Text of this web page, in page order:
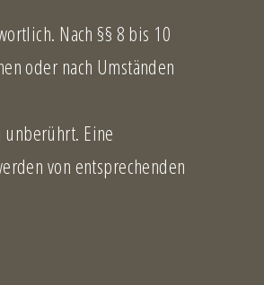
Nach §§ 8 bis 10
oder nach Umständen
Eine
von entsprechenden